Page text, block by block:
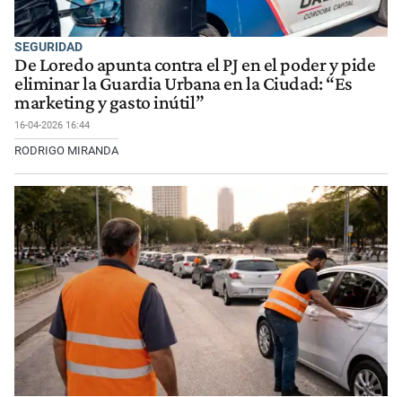
SEGURIDAD
De Loredo apunta contra el PJ en el poder y pide
eliminar la Guardia Urbana en la Ciudad: “Es
marketing y gasto inútil”
16-04-2026 16:44
RODRIGO MIRANDA